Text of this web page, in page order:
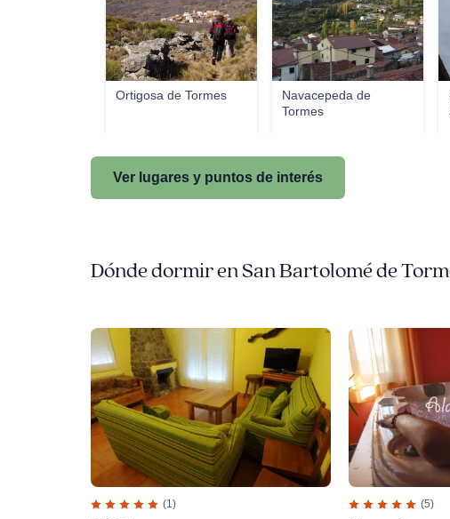
Ortigosa de Tormes
Navacepeda de
Tormes
Ver lugares y puntos de interés
Dónde dormir en San Bartolomé de
(1) (5)